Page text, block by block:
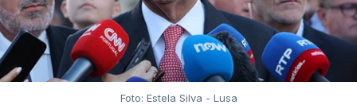
Foto: Estela Silva - Lusa